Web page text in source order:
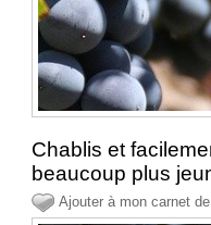
Chablis et
beaucoup plus
Ajouter à mon carnet